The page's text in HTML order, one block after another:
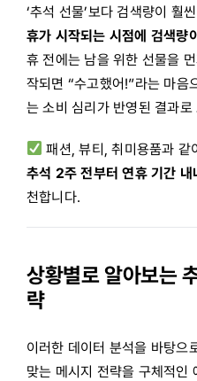
‘추석 선물’보다 검색량이 훨
휴가 시작되는 시점에 검색량
휴 전에는 남을 위한 선물을
작되면 “수고했어!”라는 마음
는 소비 심리가 반영된 결과로
패션, 뷰티, 취미용품과 같
추석 2주 전부터 연휴 기간 내
천합니다.
상황별로 알아보는
략
이러한 데이터 분석을 바탕으
맞는 메시지 전략을 구체적인